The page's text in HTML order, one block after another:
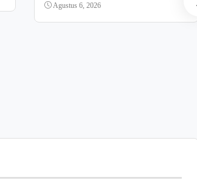
Agustus 6, 2026